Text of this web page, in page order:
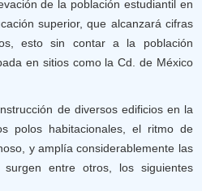
de la población estudiantil en
superior, que alcanzará cifras
esto sin contar a la población
en sitios como la Cd. de México
de diversos edificios en la
polos habitacionales, el ritmo de
y amplía considerablemente las
entre otros, los siguientes